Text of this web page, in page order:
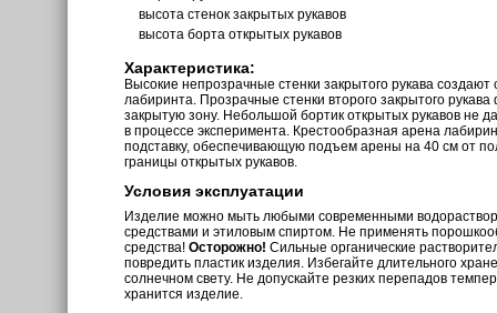
высота стенок закрытых рукавов
высота борта открытых рукавов
Характеристика:
Высокие непрозрачные стенки закрытого рукава
лабиринта. Прозрачные стенки второго закрытого
закрытую зону. Небольшой бортик открытых рукавов не
в процессе эксперимента. Крестообразная арена
подставку, обеспечивающую подъем арены на 40 см от
границы открытых рукавов.
Условия эксплуатации
Изделие можно мыть любыми современными
средствами и этиловым спиртом. Не применять
средства!Осторожно! Сильные органические
повредить пластик изделия. Избегайте длительного
солнечном свету. Не допускайте резких перепадов
хранится изделие.